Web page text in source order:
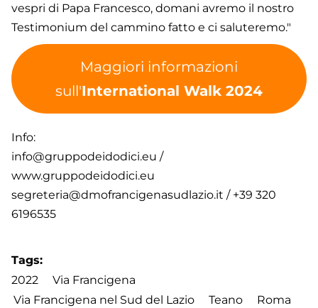
vespri di Papa Francesco, domani avremo il nostro
Testimonium del cammino fatto e ci saluteremo."
Maggiori informazioni
sull'International Walk 2024
Info:
info@gruppodeidodici.eu /
www.gruppodeidodici.eu
segreteria@dmofrancigenasudlazio.it / +39 320
6196535
Tags
2022
Via Francigena
Via Francigena nel Sud del Lazio
Teano
Roma